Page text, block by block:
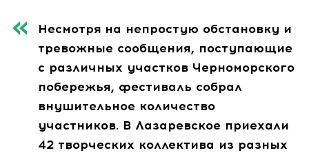
Несмотря на непростую обстановку и
тревожные сообщения, поступающие
с различных участков Черноморского
побережья, фестиваль собрал
внушительное количество
участников. В Лазаревское приехали
42 творческих коллектива из разных